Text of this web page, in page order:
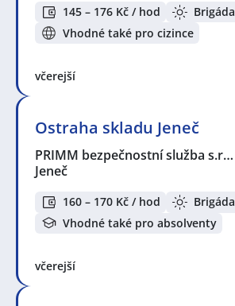
145 – 176 Kč / hod
Brigáda
Vhodné také pro cizince
včerejší
Ostraha skladu Jeneč
PRIMM bezpečnostní služba s.r…
Jeneč
160 – 170 Kč / hod
Brigáda
Vhodné také pro absolventy
včerejší